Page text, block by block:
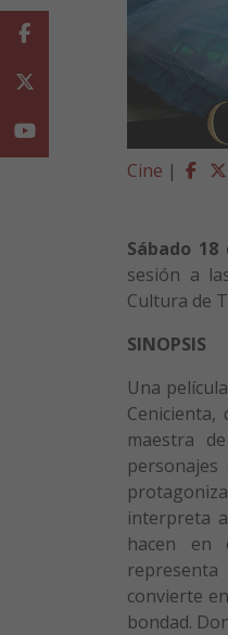
Cine |
Sábado
sesión a
Cultura de
SINOPSIS
Una
maestra
interpreta
hacen en
convierte
bondad.
Facebook
Youtube